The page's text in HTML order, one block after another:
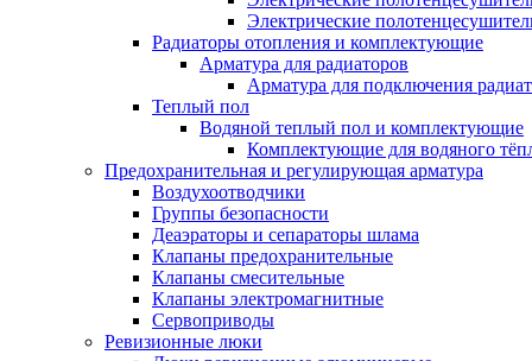
Электрические
Радиаторы отопления и комплектующие
Арматура для радиаторов
Арматура для подключения
Теплый пол
Водяной теплый пол и комплектующие
Комплектующие для водяного
Предохранительная и регулирующая арматура
Воздухоотводчики
Группы безопасности
Деаэраторы и сепараторы шлама
Клапаны предохранительные
Клапаны смесительные
Клапаны электромагнитные
Сервоприводы
Ревизионные люки